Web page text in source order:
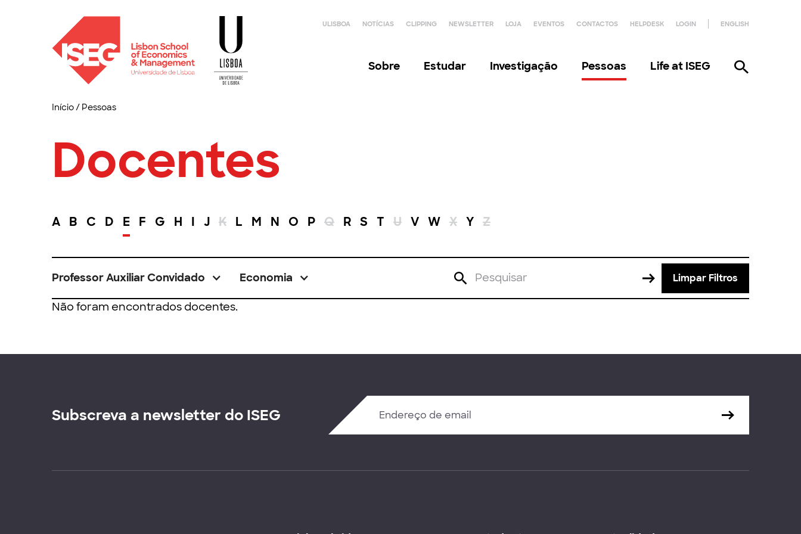
ULISBOA NOTÍCIAS CLIPPING NEWSLETTER LOJA EVENTOS CONTACTOS HELPDESK LOGIN ENGLISH
Sobre Estudar Investigação Pessoas Life at ISEG
Início/ Pessoas
Docentes
A B C D E F G H I J K L M N O P Q R S T U V W X Y Z
Professor Auxiliar Convidado Economia Limpar Filtros
Não foram encontrados docentes.
Subscreva a newsletter do ISEG